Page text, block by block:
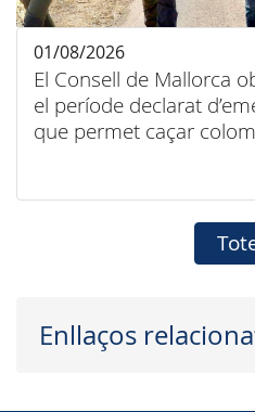
El Consell de Mallorca
el període declarat
que permet caçar
01/08/2026
Enllaços